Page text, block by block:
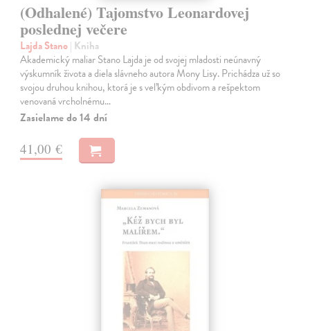
(Odhalené) Tajomstvo Leonardovej
poslednej večere
Lajda Stano| Kniha
Akademický maliar Stano Lajda je od svojej mladosti neúnavný
výskumník života a diela slávneho autora Mony Lisy. Prichádza už so
svojou druhou knihou, ktorá je s veľkým obdivom a rešpektom
venovaná vrcholnému…
Zasielame do 14 dní
41,00 €